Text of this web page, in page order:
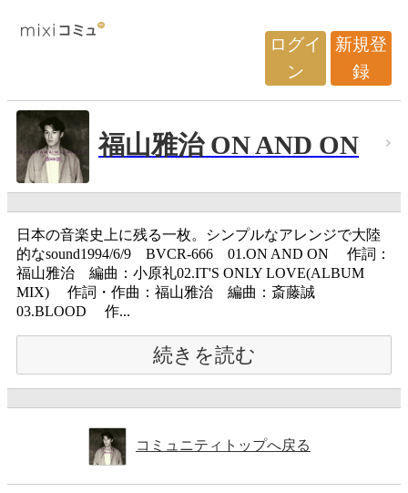
ログイ
ン
新規登
録
福山雅治 ON AND ON
日本の音楽史上に残る一枚。シンプルなアレンジで大陸
的なsound1994/6/9 BVCR-666 01.ON AND ON 作詞：
福山雅治 編曲：小原礼02.IT'S ONLY LOVE(ALBUM
MIX) 作詞・作曲：福山雅治 編曲：斎藤誠
03.BLOOD 作...
続きを読む
コミュニティトップへ戻る